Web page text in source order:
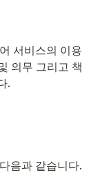
서비스의 이용
의무 그리고 책
.
음과 같습니다.